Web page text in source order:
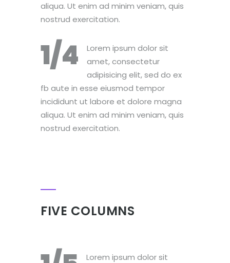
aliqua. Ut enim ad minim veniam, quis
nostrud exercitation.
1/4
Lorem ipsum dolor sit
amet, consectetur
adipisicing elit, sed do ex
fb aute in esse eiusmod tempor
incididunt ut labore et dolore magna
aliqua. Ut enim ad minim veniam, quis
nostrud exercitation.
FIVE COLUMNS
Lorem ipsum dolor sit